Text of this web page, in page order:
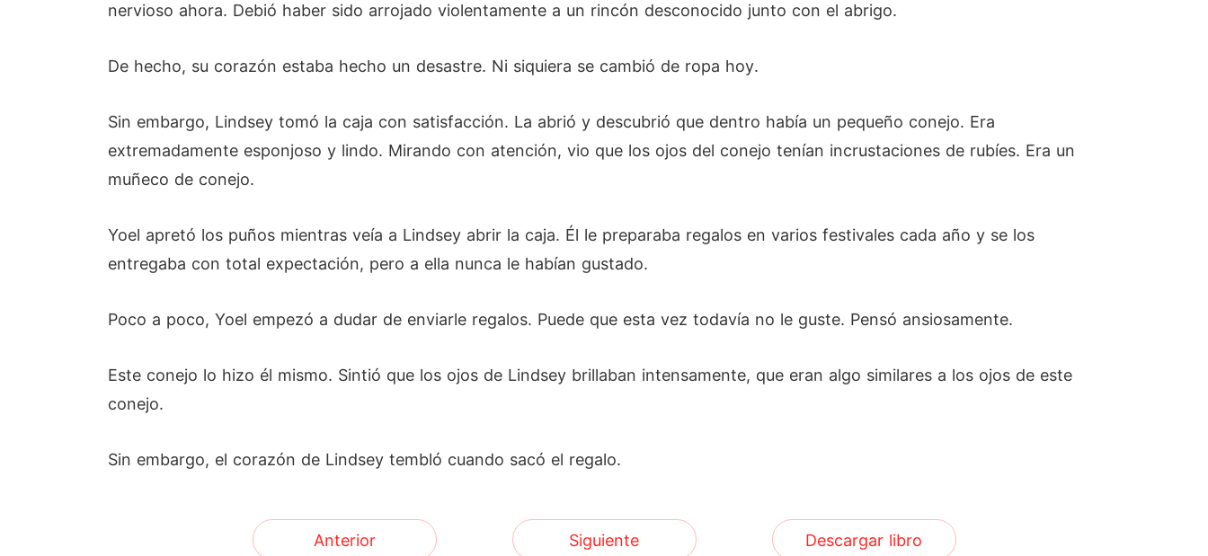
nervioso ahora. Debió haber sido arrojado violentamente a un rincón desconocido junto con el abrigo.
De hecho, su corazón estaba hecho un desastre. Ni siquiera se cambió de ropa hoy.
Sin embargo, Lindsey tomó la caja con satisfacción. La abrió y descubrió que dentro había un pequeño conejo. Era
extremadamente esponjoso y lindo. Mirando con atención, vio que los ojos del conejo tenían incrustaciones de rubíes. Era un
muñeco de conejo.
Yoel apretó los puños mientras veía a Lindsey abrir la caja. Él le preparaba regalos en varios festivales cada año y se los
entregaba con total expectación, pero a ella nunca le habían gustado.
Poco a poco, Yoel empezó a dudar de enviarle regalos. Puede que esta vez todavía no le guste. Pensó ansiosamente.
Este conejo lo hizo él mismo. Sintió que los ojos de Lindsey brillaban intensamente, que eran algo similares a los ojos de este
conejo.
Sin embargo, el corazón de Lindsey tembló cuando sacó el regalo.
Anterior Siguiente Descargar libro